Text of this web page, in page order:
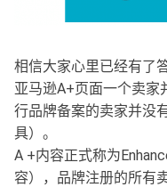
相信大家心里已经有了答
亚马逊A+页面一个卖家
行品牌备案的卖家并没
具）。
A +内容正式称为
容），品牌注册的所有